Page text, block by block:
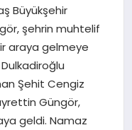
Büyükşehir
şehrin muhtelif
araya gelmeye
Şehit Cengiz
Güngör,
geldi. Namaz